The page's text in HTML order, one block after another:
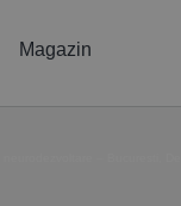
Magazin